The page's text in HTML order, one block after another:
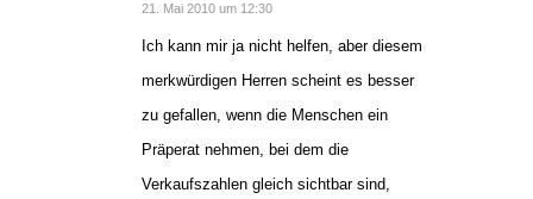
sagte:
21. Mai 2010 um 12:30
Ich kann mir ja nicht helfen, aber diesem
merkwürdigen Herren scheint es besser
zu gefallen, wenn die Menschen ein
Präperat nehmen, bei dem die
Verkaufszahlen gleich sichtbar sind,